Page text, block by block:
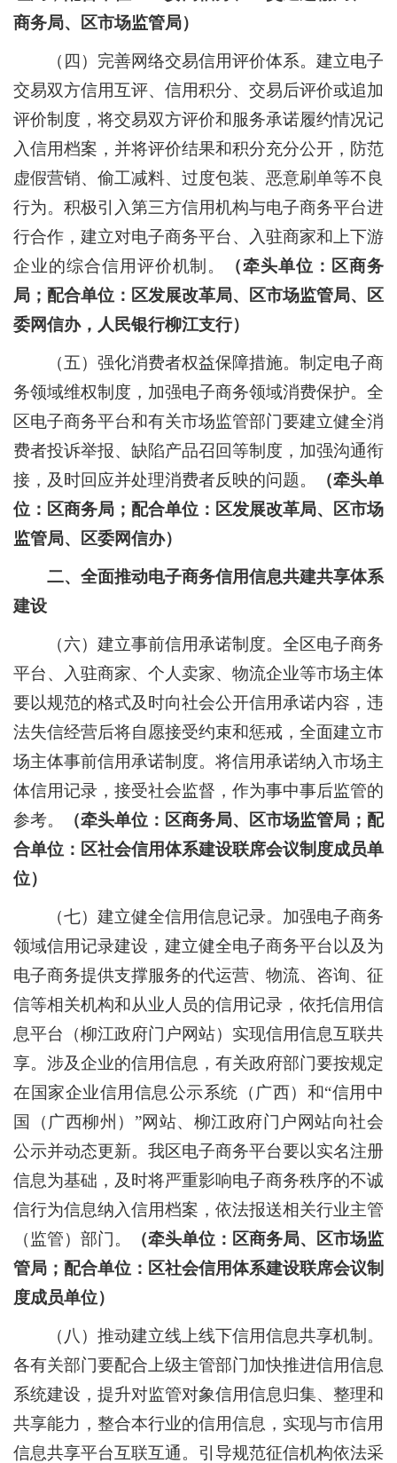
商务局、区市场监管局）
（四）完善网络交易信用评价体系。 建立电子
交易双方信用互评、信用积分、交易后评价或追加
评价制度，将交易双方评价和服务承诺履约情况记
入信用档案，并将评价结果和积分充分公开，防范
虚假营销、偷工减料、过度包装、恶意刷单等不良
行为。积极引入第三方信用机构与电子商务平台进
行合作，建立对电子商务平台、入驻商家和上下游
企业的综合信用评价机制。
（牵头单位：区商务
局；配合单位：区发展改革局、区市场监管局、区
委网信办，人民银行柳江支行）
（五）强化消费者权益保障措施。 制定电子商
务领域维权制度，加强电子商务领域消费保护。全
区电子商务平台和有关市场监管部门要建立健全消
费者投诉举报、缺陷产品召回等制度，加强沟通衔
接，及时回应并处理消费者反映的问题。
（牵头单
位： 区商务局；配合单位：区发展改革局、区市场
监管局、区委网信办）
二、全面推动电子商务信用信息共建共享体系
建设
（六）建立事前信用承诺制度。 全区电子商务
平台、入驻商家、个人卖家、物流企业等市场主体
要以规范的格式及时向社会公开信用承诺内容，违
法失信经营后将自愿接受约束和惩戒，全面建立市
场主体事前信用承诺制度。将信用承诺纳入市场主
体信用记录，接受社会监督，作为事中事后监管的
参考。
（牵头单位：区商务局、区市场监管局；配
合单位：区社会信用体系建设联席会议制度成员单
位）
（七）建立健全信用信息记录。 加强电子商务
领域信用记录建设，建立健全电子商务平台以及为
电子商务提供支撑服务的代运营、物流、咨询、征
信等相关机构和从业人员的信用记录，依托信用信
息平台（柳江政府门户网站）实现信用信息互联共
享。涉及企业的信用信息，有关政府部门要按规定
在国家企业信用信息公示系统（广西）和“信用中
国（广西柳州） ”网站、柳江政府门户网站向社会
公示并动态更新。我区电子商务平台要以实名注册
信息为基础，及时将严重影响电子商务秩序的不诚
信行为信息纳入信用档案，依法报送相关行业主管
（监管）部门。
（牵头单位：区商务局、区市场监
管局；配合单位：区社会信用体系建设联席会议制
度成员单位）
（八）推动建立线上线下信用信息共享机制。
各有关部门要配合上级主管部门加快推进信用信息
系统建设，提升对监管对象信用信息归集、整理和
共享能力，整合本行业的信用信息，实现与市信用
信息共享平台互联互通。引导规范征信机构依法采